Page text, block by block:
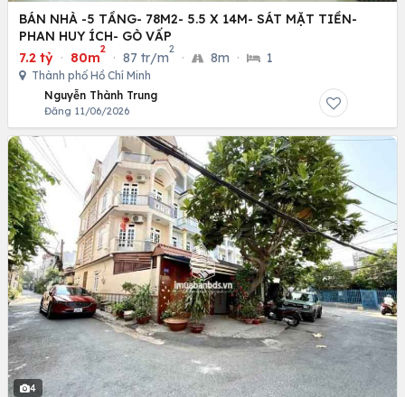
BÁN NHÀ -5 TẦNG- 78M2- 5.5 X 14M- SÁT MẶT TIỀN-
PHAN HUY ÍCH- GÒ VẤP
7.2 tỷ · 80m
2
· 87 tr/m
2
· 8m · 1
Thành phố Hồ Chí Minh
Nguyễn Thành Trung
Đăng 11/06/2026
4